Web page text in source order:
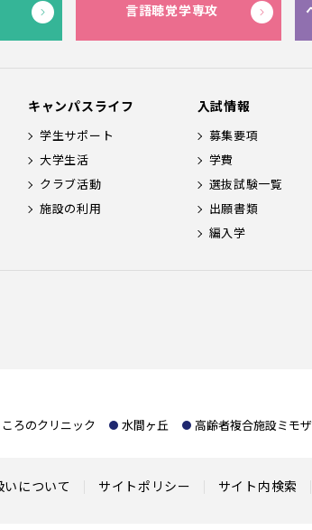
言語聴覚学専攻
キャンパスライフ
学生サポート
大学生活
クラブ活動
施設の利用
入試情報
募集要項
学費
選抜試験一覧
出願書類
編入学
ろのクリニック 水間ヶ丘 高齢者複合施設ミモザ
について サイトポリシー サイト内検索